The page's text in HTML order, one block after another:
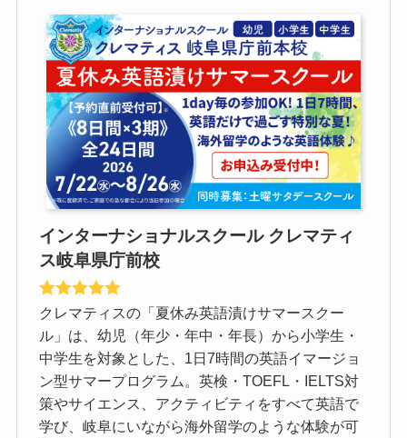
インターナショナルスクール クレマティ
ス岐阜県庁前校
クレマティスの「夏休み英語漬けサマースクー
ル」は、幼児（年少・年中・年長）から小学生・
中学生を対象とした、1日7時間の英語イマージョ
ン型サマープログラム。英検・TOEFL・IELTS対
策やサイエンス、アクティビティをすべて英語で
学び、岐阜にいながら海外留学のような体験が可